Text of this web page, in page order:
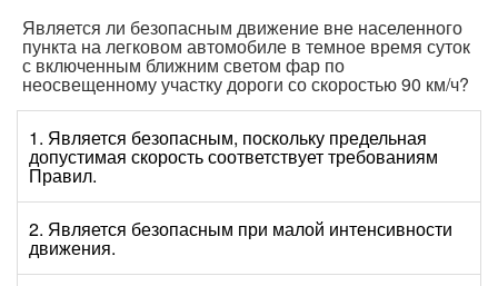
Является ли безопасным движение вне населенного
пункта на легковом автомобиле в темное время суток
с включенным ближним светом фар по
неосвещенному участку дороги со скоростью 90 км/ч?
1. Является безопасным, поскольку предельная
допустимая скорость соответствует требованиям
Правил.
2. Является безопасным при малой интенсивности
движения.